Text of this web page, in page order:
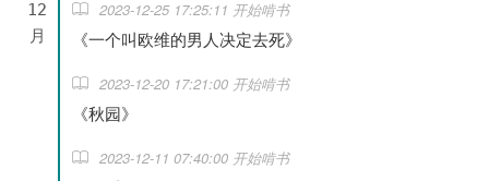
12
月
2023-12-25 17:25:11 开始啃书
《一个叫欧维的男人决定去死》
2023-12-20 17:21:00 开始啃书
《秋园》
2023-12-11 07:40:00 开始啃书